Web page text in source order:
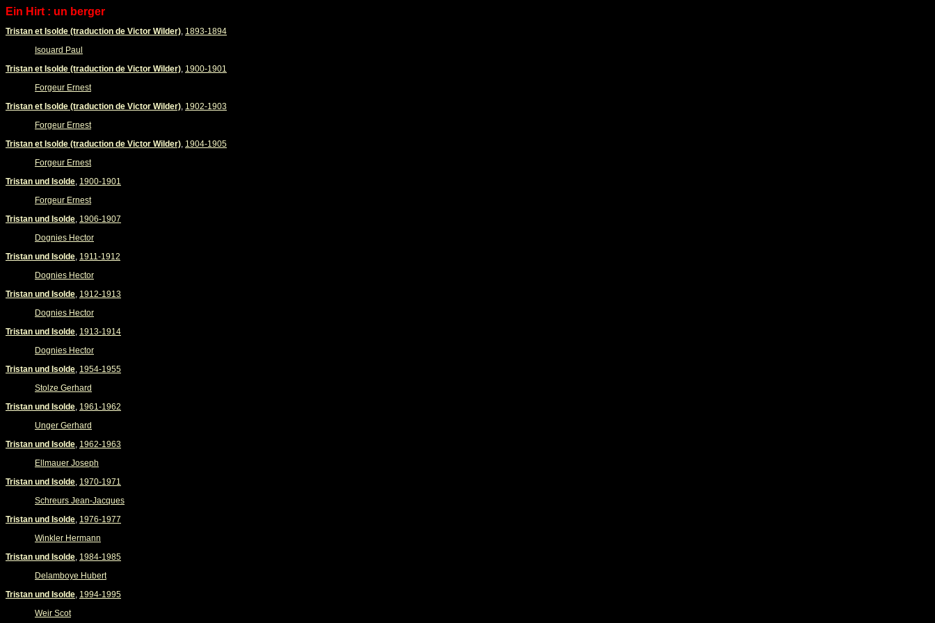
Ein Hirt : un berger
Tristan et Isolde (traduction de Victor Wilder), 1893-1894
Isouard Paul
Tristan et Isolde (traduction de Victor Wilder), 1900-1901
Forgeur Ernest
Tristan et Isolde (traduction de Victor Wilder), 1902-1903
Forgeur Ernest
Tristan et Isolde (traduction de Victor Wilder), 1904-1905
Forgeur Ernest
Tristan und Isolde, 1900-1901
Forgeur Ernest
Tristan und Isolde, 1906-1907
Dognies Hector
Tristan und Isolde, 1911-1912
Dognies Hector
Tristan und Isolde, 1912-1913
Dognies Hector
Tristan und Isolde, 1913-1914
Dognies Hector
Tristan und Isolde, 1954-1955
Stolze Gerhard
Tristan und Isolde, 1961-1962
Unger Gerhard
Tristan und Isolde, 1962-1963
Ellmauer Joseph
Tristan und Isolde, 1970-1971
Schreurs Jean-Jacques
Tristan und Isolde, 1976-1977
Winkler Hermann
Tristan und Isolde, 1984-1985
Delamboye Hubert
Tristan und Isolde, 1994-1995
Weir Scot